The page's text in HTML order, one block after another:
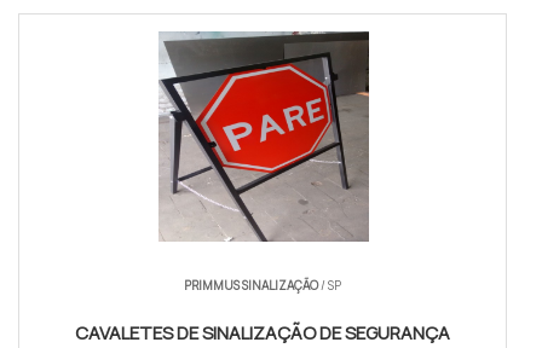
PRIMMUS SINALIZAÇÃO/ SP
CAVALETES DE SINALIZAÇÃO DE SEGURANÇA